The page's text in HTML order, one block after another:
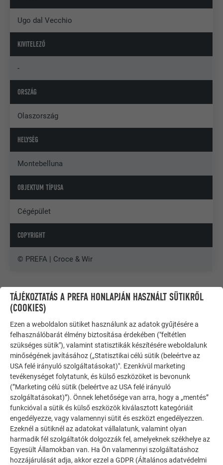
Ugo dal Vecchio
KIVITELEZŐ
-
ORSZÁG
Olaszország
HELYSÉG
Montebelluna
OBJEKTUM TÍPUSA
Cégépület
COPYRIGHT
© PREFA | Croce & Wir
INSPIRÁLÓDJON
TOVÁBBI ÉPÜLETEK
TÁJÉKOZTATÁS A PREFA HONLAPJÁN HASZNÁLT SÜTIKRŐL
(COOKIES)
Ezen a weboldalon sütiket használunk az adatok gyűjtésére a
felhasználóbarát élmény biztosítása érdekében ("feltétlen
szükséges sütik"), valamint statisztikák készítésére weboldalunk
minőségének javításához („Statisztikai célú sütik (beleértve az
USA felé irányuló szolgáltatásokat)". Ezenkívül marketing
tevékenységet folytatunk, és külső eszközöket is bevonunk
(”Marketing célú sütik (beleértve az USA felé irányuló
szolgáltatásokat)”). Önnek lehetősége van arra, hogy a „mentés”
funkcióval a sütik és külső eszközök kiválasztott kategóriáit
engedélyezze, vagy valamennyi sütit és eszközt engedélyezzen.
Ezeknél a sütiknél az adatokat vállalatunk, valamint olyan
harmadik fél szolgáltatók dolgozzák fel, amelyeknek székhelye az
Egyesült Államokban van. Ha Ön valamennyi szolgáltatáshoz
hozzájárulását adja, akkor ezzel a GDPR (Általános adatvédelmi